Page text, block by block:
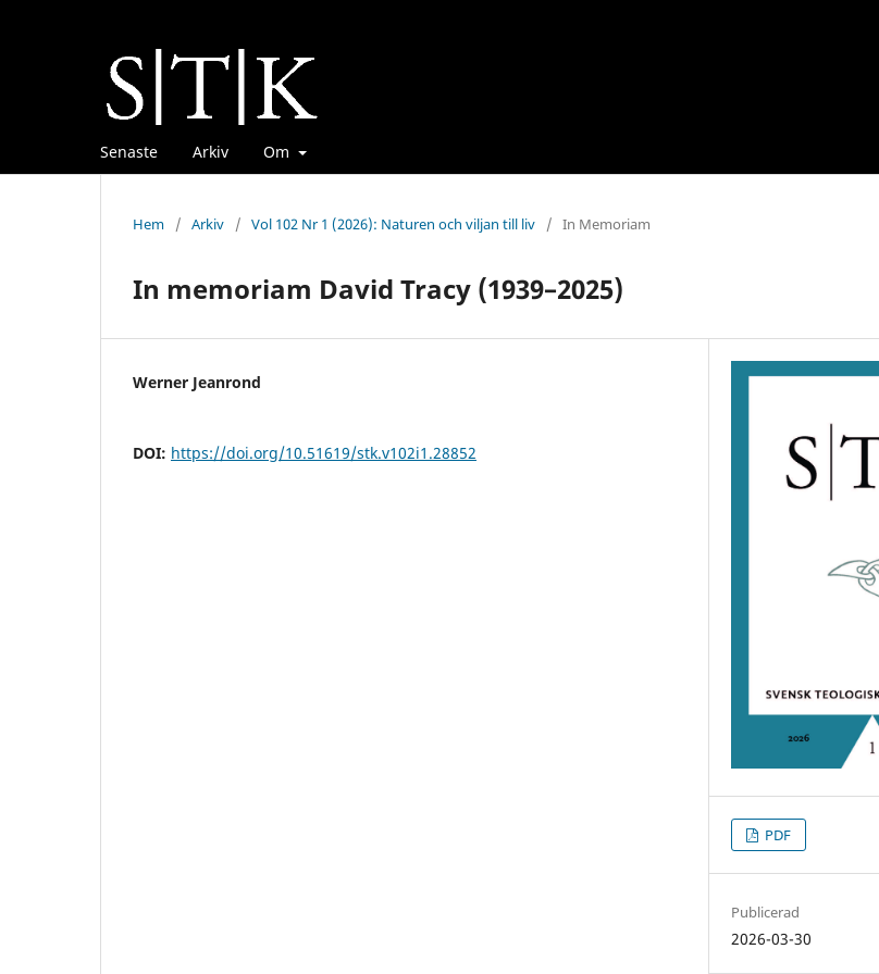
Senaste Arkiv Om
Hem / Arkiv / Vol 102 Nr 1 (2026): Naturen och viljan till liv / In Memoriam
In memoriam David Tracy (1939–2025)
Werner Jeanrond
DOI: https://doi.org/10.51619/stk.v102i1.28852
PDF
Publicerad
2026-03-30